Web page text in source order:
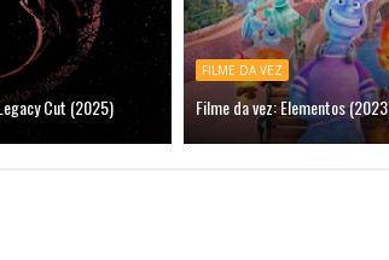
Cut (2025)
FILME DA VEZ
Filme da vez: Elementos